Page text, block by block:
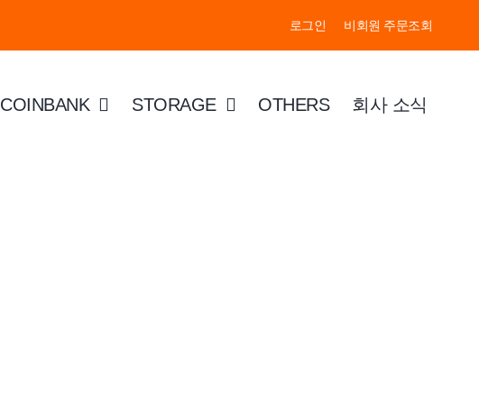
로그인 비회원 주문조회
COINBANK STORAGE OTHERS 회사 소식